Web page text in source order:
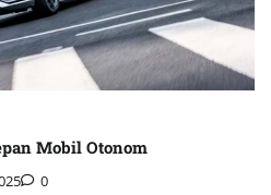
Mobil Otonom
0